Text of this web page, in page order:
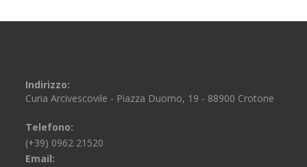
Indirizzo:
Curia Arcivescovile - Piazza Duomo, 19 - 88900 Crotone
Telefono:
(+39) 0962 21520
Email: